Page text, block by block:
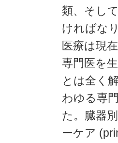
類、そし
ければな
医療は現
専門医を
とは全く
わゆる専
た。臓器
ーケア